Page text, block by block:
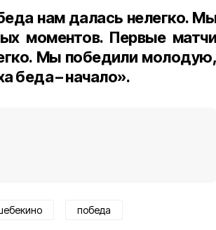
нам далась нелегко. Мы
моментов. Первые матчи
Мы победили молодую,
беда – начало».
победа